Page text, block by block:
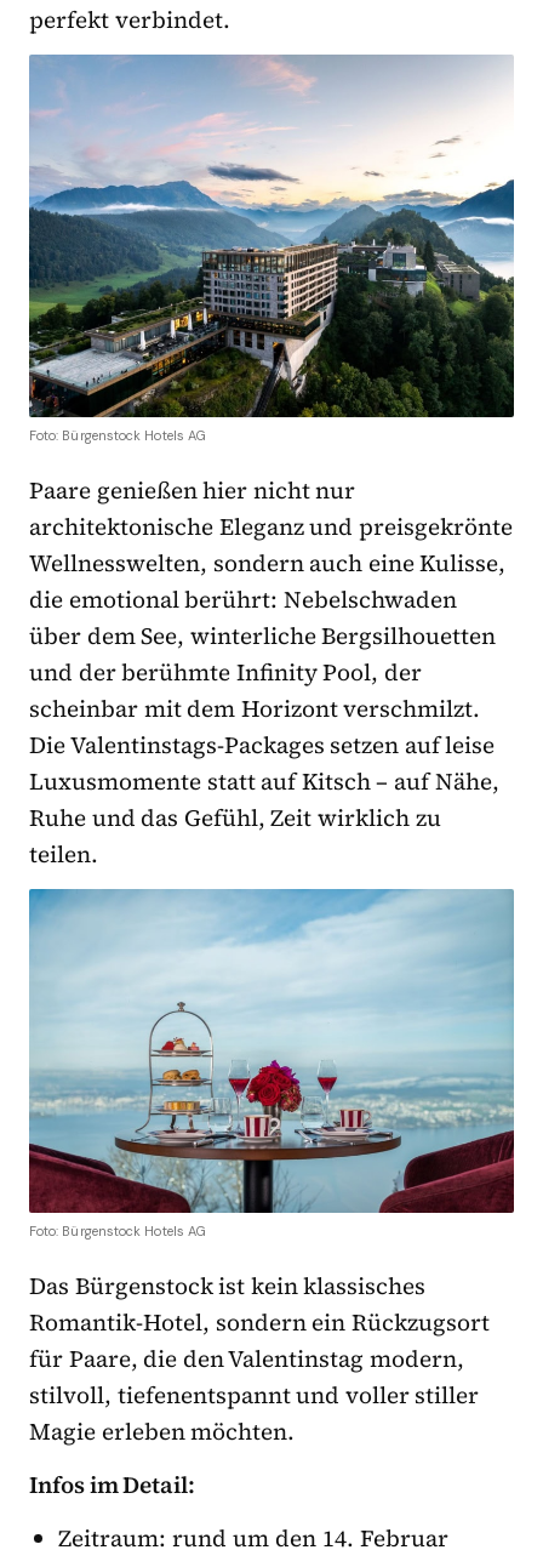
perfekt verbindet.
Foto: Bürgenstock Hotels AG
Paare genießen hier nicht nur
architektonische Eleganz und preisgekrönte
Wellnesswelten, sondern auch eine Kulisse,
die emotional berührt: Nebelschwaden
über dem See, winterliche Bergsilhouetten
und der berühmte Infinity Pool, der
scheinbar mit dem Horizont verschmilzt.
Die Valentinstags-Packages setzen auf leise
Luxusmomente statt auf Kitsch – auf Nähe,
Ruhe und das Gefühl, Zeit wirklich zu
teilen.
Foto: Bürgenstock Hotels AG
Das Bürgenstock ist kein klassisches
Romantik-Hotel, sondern ein Rückzugsort
für Paare, die den Valentinstag modern,
stilvoll, tiefenentspannt und voller stiller
Magie erleben möchten.
Infos im Detail:
Zeitraum: rund um den 14. Februar